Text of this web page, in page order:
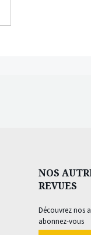
NOS
REVUES
Découvrez nos
abonnez-vous